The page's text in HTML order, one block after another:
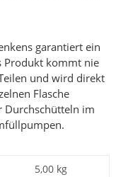
garantiert ein
Produkt kommt nie
und wird direkt
Flasche
Durchschütteln im
5,00 kg